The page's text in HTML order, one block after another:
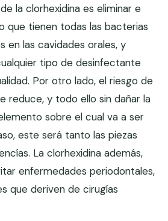
la clorhexidina es eliminar e
que tienen todas las bacterias
en las cavidades orales, y
tipo de desinfectante
Por otro lado, el riesgo de
reduce, y todo ello sin dañar la
sobre el cual va a ser
este será tanto las piezas
La clorhexidina además,
enfermedades periodontales,
que deriven de cirugías